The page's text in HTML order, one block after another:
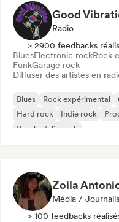
Good
Radio
> 2900 feedbacks
BluesElectronic rockRock
FunkGarage rock
Diffuser des artistes en
Blues Rock expérimental
Hard rock
Indie rock
Psychedelic rock
Zoila
Média /
> 100 feedbacks